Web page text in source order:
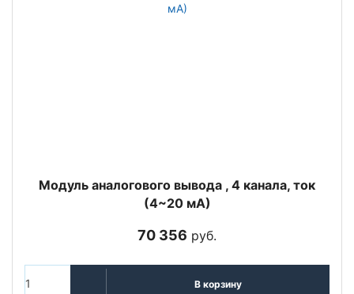
Модуль аналогового вывода , 4 канала, ток
(4~20 мА)
70 356 руб.
В корзину